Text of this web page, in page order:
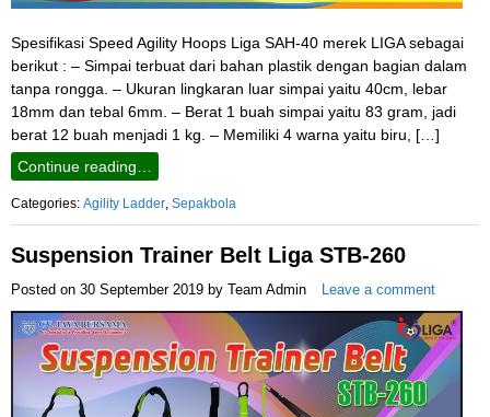
Spesifikasi Speed Agility Hoops Liga SAH-40 merek LIGA sebagai
berikut : – Simpai terbuat dari bahan plastik dengan bagian dalam
tanpa rongga. – Ukuran lingkaran luar simpai yaitu 40cm, lebar
18mm dan tebal 6mm. – Berat 1 buah simpai yaitu 83 gram, jadi
berat 12 buah menjadi 1 kg. – Memiliki 4 warna yaitu biru, […]
Continue reading…
Categories: Agility Ladder Sepakbola
Suspension Trainer Belt Liga STB-260
Posted on 30 September 2019 by Team Admin Leave a comment